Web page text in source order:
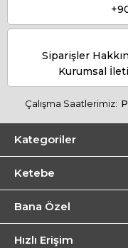
Siparişler
Kurumsal
Çalışma Saatlerimiz:
Kategoriler
Ketebe
Bana Özel
Hızlı Erişim